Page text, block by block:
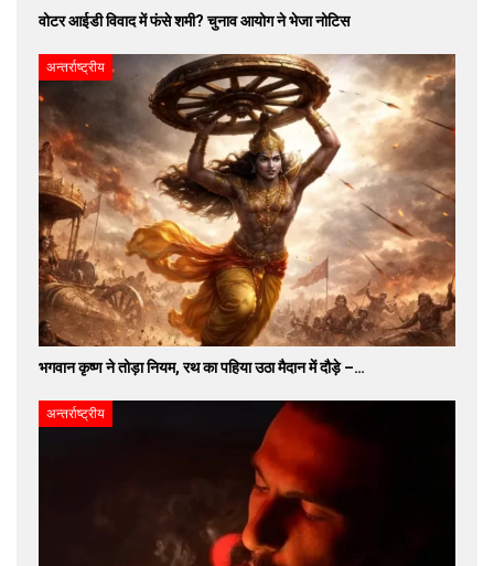
वोटर आईडी विवाद में फंसे शमी? चुनाव आयोग ने भेजा नोटिस
अन्तर्राष्ट्रीय
भगवान कृष्ण ने तोड़ा नियम, रथ का पहिया उठा मैदान में दौड़े –…
अन्तर्राष्ट्रीय